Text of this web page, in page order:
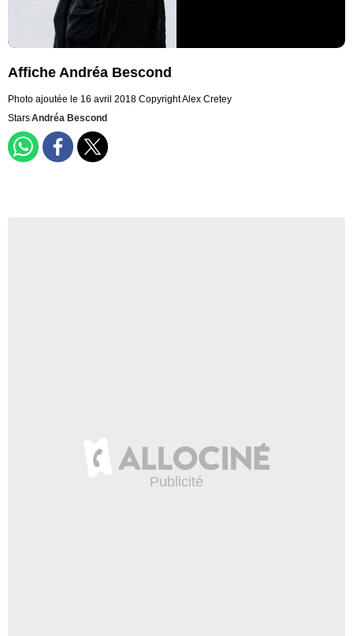
Affiche Andréa Bescond
Photo ajoutée le 16 avril 2018 Copyright Alex Cretey
StarsAndréa Bescond